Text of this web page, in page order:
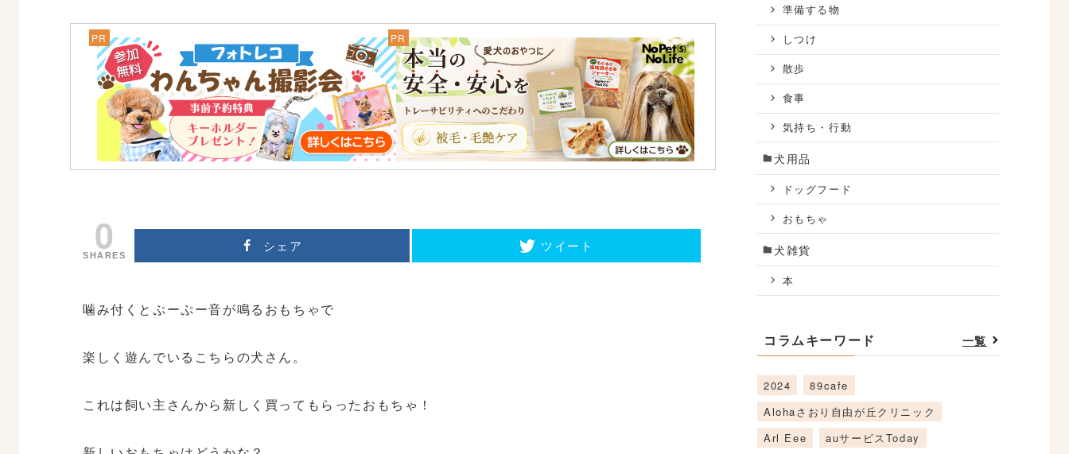
0
SHARES
シェア ツイート
噛み付くとぷーぷー音が鳴るおもちゃで
楽しく遊んでいるこちらの犬さん。
これは飼い主さんから新しく買ってもらったおもちゃ！
準備する物
しつけ
散歩
食事
気持ち・行動
犬用品
ドッグフード
おもちゃ
犬雑貨
本
コラムキーワード 一覧
2024
89cafe
Alohaさおり自由が丘クリニック
Arl Eee
auサービスToday